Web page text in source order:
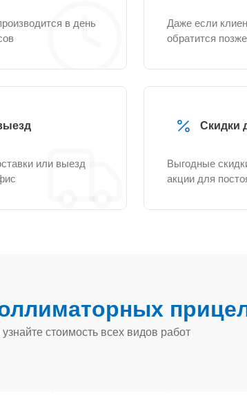
в день
Даже если
обратится позже
или выезд
Скидки
Выгодные
акции для
стоимость всех видов работ